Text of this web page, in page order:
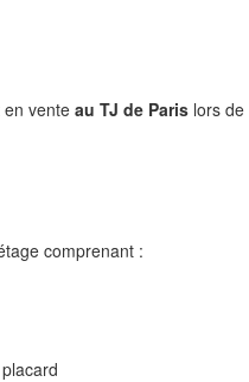
en vente au TJ de Paris lors
comprenant :